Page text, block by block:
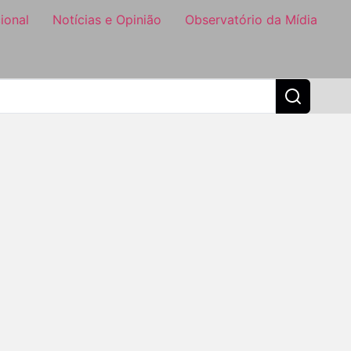
Notícias e Opinião Observatório da Mídia